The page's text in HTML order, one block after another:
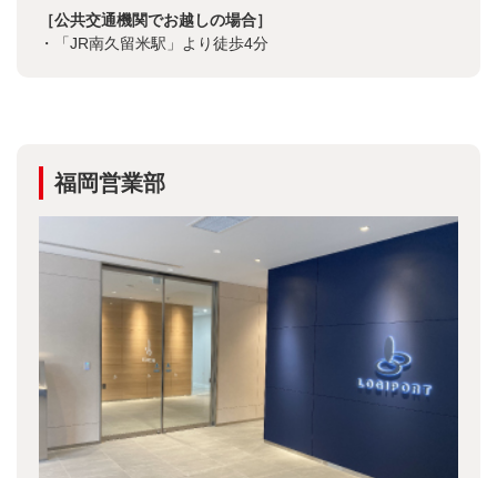
［公共交通機関でお越しの場合］
・「JR南久留米駅」より徒歩4分
福岡営業部